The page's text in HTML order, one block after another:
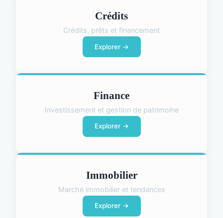
Crédits
Crédits, prêts et financement
Explorer →
Finance
Investissement et gestion de patrimoine
Explorer →
Immobilier
Marché immobilier et tendances
Explorer →